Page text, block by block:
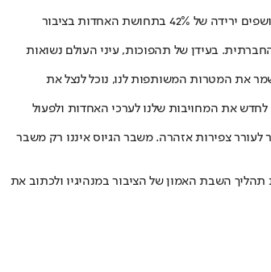
שירה רודרמן, מנכ"לית קרן משפחת רודרמן: "יותר מ־450 ימים מאז פרוץ המלחמה, תחושת האחדות שהיתה כה חזקה בתחילתה נשחקה באופן מדאיג. הנתונים שלנו חושפים ירידה של 42% בתחושת האחדות בציבור
בעידן של תהפוכות, עיני העולם נשואות
את המטרות המשותפות לנו, נוכל לנצל את
לחדש את המחויבות שלנו לערכי האחדות ולפעול
לעורר צפירות אזהרה. משבר הגיוס איננו רק משבר
השבת האמון של הציבור במנהיגיו ולכתוב את